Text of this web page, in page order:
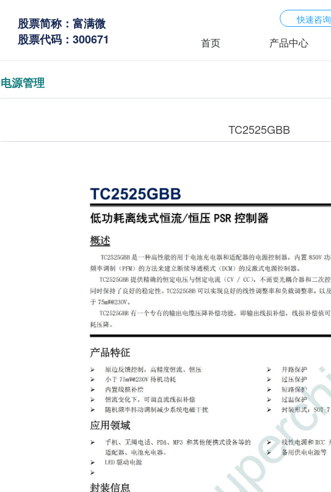
股票简称：富满微
股票代码：300671
快速咨询
首页
产品中心
电源管理
TC2525GBB